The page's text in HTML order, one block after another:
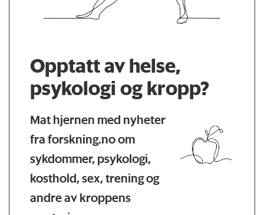
Opptatt av helse,
psykologi og kropp?
Mat hjernen med nyheter
fra forskning.no om
sykdommer, psykologi,
kosthold, sex, trening og
andre av kroppens